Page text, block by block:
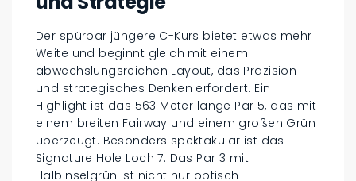
Der spürbar jüngere C-Kurs bietet etwas mehr
Weite und beginnt gleich mit einem
abwechslungsreichen Layout, das Präzision
und strategisches Denken erfordert. Ein
Highlight ist das 563 Meter lange Par 5, das mit
einem breiten Fairway und einem großen Grün
überzeugt. Besonders spektakulär ist das
Signature Hole Loch 7. Das Par 3 mit
Halbinselgrün ist nicht nur optisch